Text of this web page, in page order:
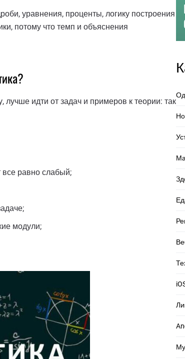
уравнения, проценты, логику построения
потому что темп и объяснения
идти от задач и примеров к теории: так
все равно слабый;
модули;